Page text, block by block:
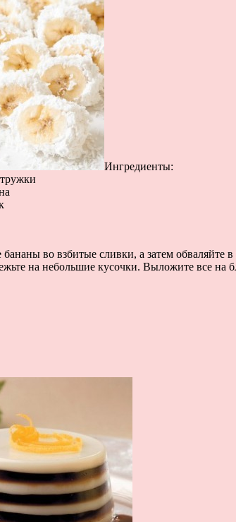
Ингредиенты:
во взбитые сливки, а затем обваляйте в
на небольшие кусочки. Выложите все на